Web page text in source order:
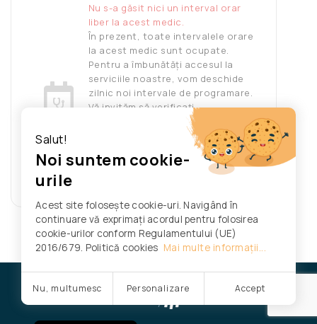
Nu s-a găsit nici un interval orar
liber la acest medic.
În prezent, toate intervalele orare
la acest medic sunt ocupate.
Pentru a îmbunătăți accesul la
serviciile noastre, vom deschide
zilnic noi intervale de programare.
Vă invităm să verificați
disponibilitatea în fiecare zi
pentru a găsi un interval orar liber
care să vi se potrivească.
Vă mulțumim pentru înțelegere și
vă stăm la dispoziție pentru orice
© Spitalul Judeţean de Urgență Satu Mare.
Salut!
Noi suntem cookie-
urile
Acest site folosește cookie-uri. Navigând în
continuare vă exprimați acordul pentru folosirea
cookie-urilor conform Regulamentului (UE)
2016/679. Politică cookies Mai multe informații...
Nu, multumesc Personalizare Accept